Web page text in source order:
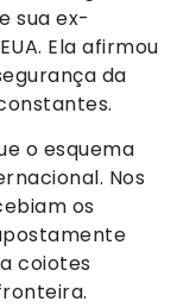
sua ex-
Ela afirmou
da
o esquema
Nos
os
coiotes